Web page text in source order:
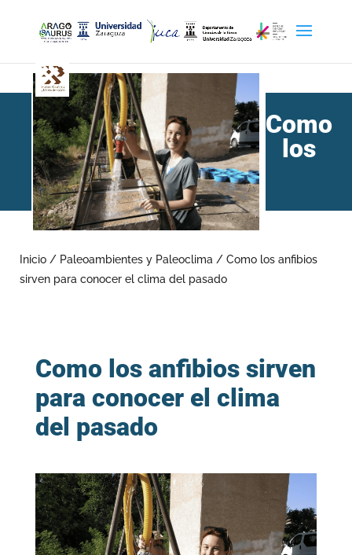
Como
los
conocer el clima del
pasado
Inicio / Paleoambientes y Paleoclima / Como los anfibios
sirven para conocer el clima del pasado
Como los anfibios sirven
para conocer el clima
del pasado